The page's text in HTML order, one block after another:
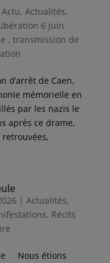
Actu, Actualités,
6 juin
, transmission de
d’arrêt de Caen,
mémorielle en
par les nazis le
après ce drame,
retrouvées,
| Actualités,
, Récits
Nous étions